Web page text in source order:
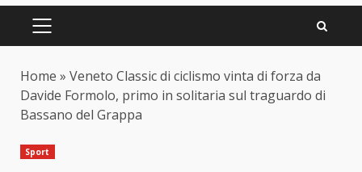
PRIMARY
Home » Veneto Classic di ciclismo vinta di forza da
Davide Formolo, primo in solitaria sul traguardo di
Bassano del Grappa
Sport